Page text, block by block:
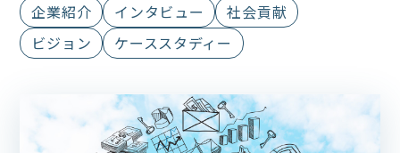
企業紹介
インタビュー
社会貢献
ビジョン
ケーススタディー